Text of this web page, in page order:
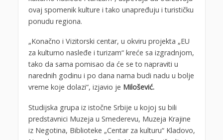
ovaj spomenik kulture i tako unapređuju i turističku
ponudu regiona.
„Konačno i Vizitorski centar, u okviru projekta „EU
za kulturno nasleđe i turizam“ kreće sa izgradnjom,
tako da sama pomisao da će se to napraviti u
narednih godinu i po dana nama budi nadu u bolje
vreme koje dolazi“, izjavio je Milošević.
Studijska grupa iz istočne Srbije u kojoj su bili
predstavnici Muzeja u Smederevu, Muzeja Krajine
iz Negotina, Biblioteke „Centar za kulturu“ Kladovo,